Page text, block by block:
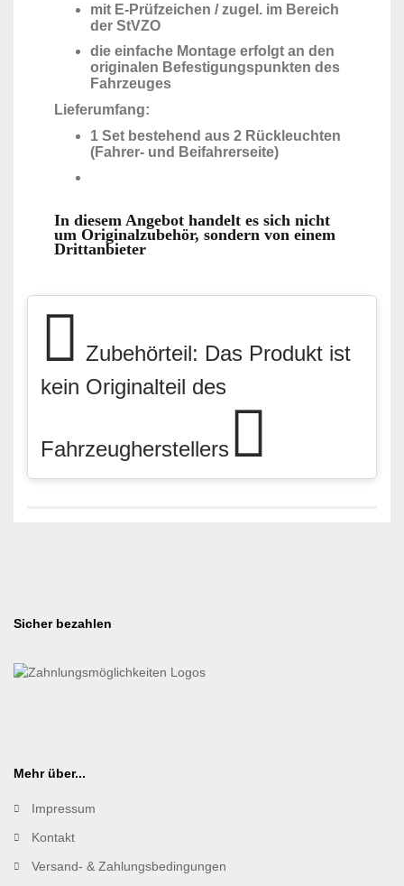
mit E-Prüfzeichen / zugel. im Bereich
der StVZO
die einfache Montage erfolgt an den
originalen Befestigungspunkten des
Fahrzeuges
Lieferumfang:
1 Set bestehend aus 2 Rückleuchten
(Fahrer- und Beifahrerseite)
In diesem Angebot handelt es sich nicht
um Originalzubehör, sondern von einem
Drittanbieter
Zubehörteil: Das Produkt ist
kein Originalteil des
Fahrzeugherstellers
Sicher bezahlen
Mehr über...
Impressum
Kontakt
Versand- & Zahlungsbedingungen